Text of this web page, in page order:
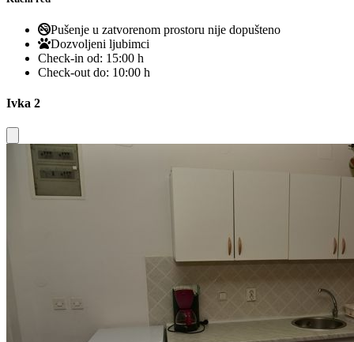
Pušenje u zatvorenom prostoru nije dopušteno
Dozvoljeni ljubimci
Check-in od: 15:00 h
Check-out do: 10:00 h
Ivka 2
Close modal